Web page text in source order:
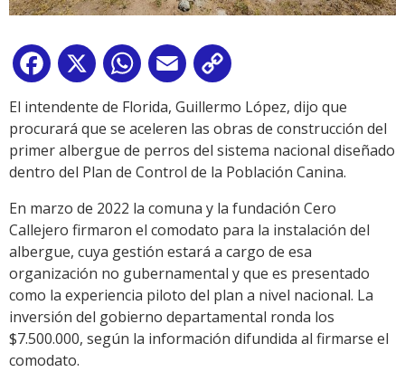
Facebook
X WhatsApp
Email
Link
El intendente de Florida, Guillermo López, dijo que
procurará que se aceleren las obras de construcción del
primer albergue de perros del sistema nacional diseñado
dentro del Plan de Control de la Población Canina.
En marzo de 2022 la comuna y la fundación Cero
Callejero firmaron el comodato para la instalación del
albergue, cuya gestión estará a cargo de esa
organización no gubernamental y que es presentado
como la experiencia piloto del plan a nivel nacional. La
inversión del gobierno departamental ronda los
$7.500.000, según la información difundida al firmarse el
comodato.